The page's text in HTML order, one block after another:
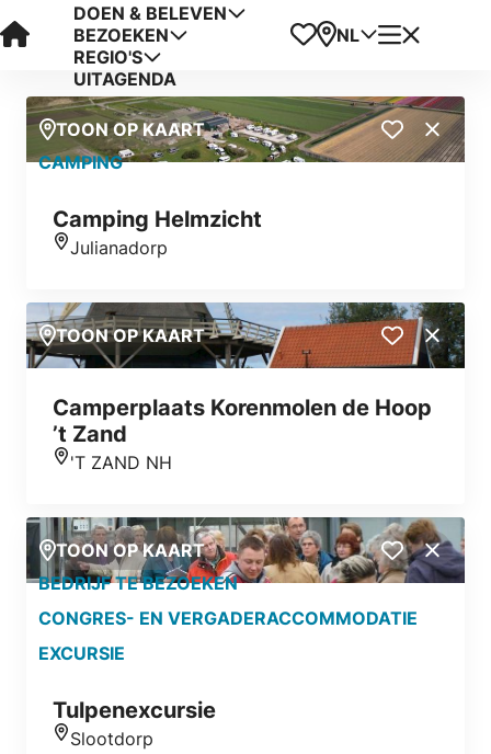
Visit Kop van Holland
DOEN & BELEVEN
BEZOEKEN
REGIO'S
UITAGENDA
Favorieten
Kaart
NL Menu
TOON OP KAART
Close
CAMPING
Camping Helmzicht
Julianadorp
TOON OP KAART Close
Camperplaats Korenmolen de Hoop
’t Zand
'T ZAND NH
TOON OP KAART
Close
BEDRIJF TE BEZOEKEN
CONGRES- EN VERGADERACCOMMODATIE
EXCURSIE
Tulpenexcursie
Slootdorp